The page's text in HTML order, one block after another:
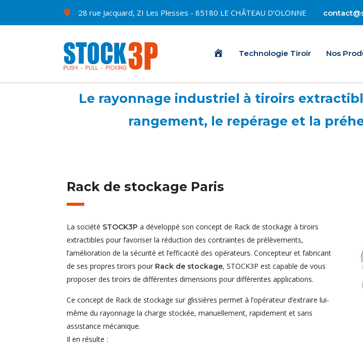
28 rue Jacquard, ZI Les Plesses - 85180 LE CHÂTEAU D’OLONNE
AccueilTechnologie Tiroir Nos
Le rayonnage industriel à tiroirs
rangement, le repérage et la
Rack de stockage Paris
La société STOCK3P a développé son concept de Rack de stockage à tiroirs
extractibles pour favoriser la réduction des contraintes de prélèvements,
l’amélioration de la sécurité et l’efficacité des opérateurs. Concepteur et fabricant
de ses propres tiroirs pour Rack de stockage, STOCK3P est capable de vous
proposer des tiroirs de différentes dimensions pour différentes applications.
Ce concept de Rack de stockage sur glissières permet à l’opérateur d’extraire lui-
même du rayonnage la charge stockée, manuellement, rapidement et sans
assistance mécanique.
Il en résulte :